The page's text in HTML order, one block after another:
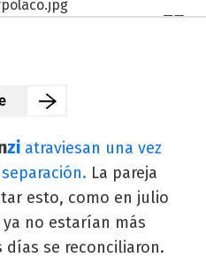
zi atraviesan una vez
La pareja
esto, como en julio
no estarían más
se reconciliaron.